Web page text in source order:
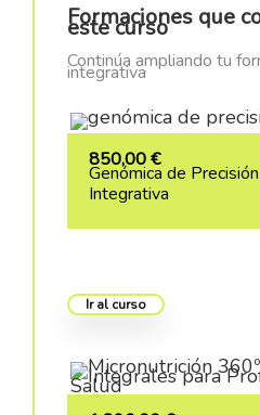
Formaciones que
este curso
Continúa ampliando tu
integrativa
850,00€
Genómica de
Integrativa
Ir al curso